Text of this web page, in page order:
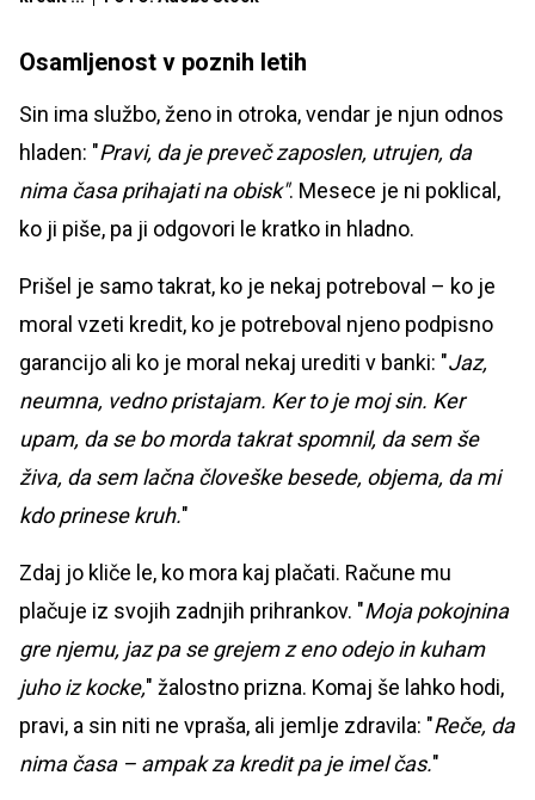
Osamljenost v poznih letih
Sin ima službo, ženo in otroka, vendar je njun odnos
hladen: "Pravi, da je preveč zaposlen, utrujen, da
nima časa prihajati na obisk". Mesece je ni poklical,
ko ji piše, pa ji odgovori le kratko in hladno.
Prišel je samo takrat, ko je nekaj potreboval – ko je
moral vzeti kredit, ko je potreboval njeno podpisno
garancijo ali ko je moral nekaj urediti v banki: "Jaz,
neumna, vedno pristajam. Ker to je moj sin. Ker
upam, da se bo morda takrat spomnil, da sem še
živa, da sem lačna človeške besede, objema, da mi
kdo prinese kruh."
Zdaj jo kliče le, ko mora kaj plačati. Račune mu
plačuje iz svojih zadnjih prihrankov. "Moja pokojnina
gre njemu, jaz pa se grejem z eno odejo in kuham
juho iz kocke," žalostno prizna. Komaj še lahko hodi,
pravi, a sin niti ne vpraša, ali jemlje zdravila: "Reče, da
nima časa – ampak za kredit pa je imel čas."